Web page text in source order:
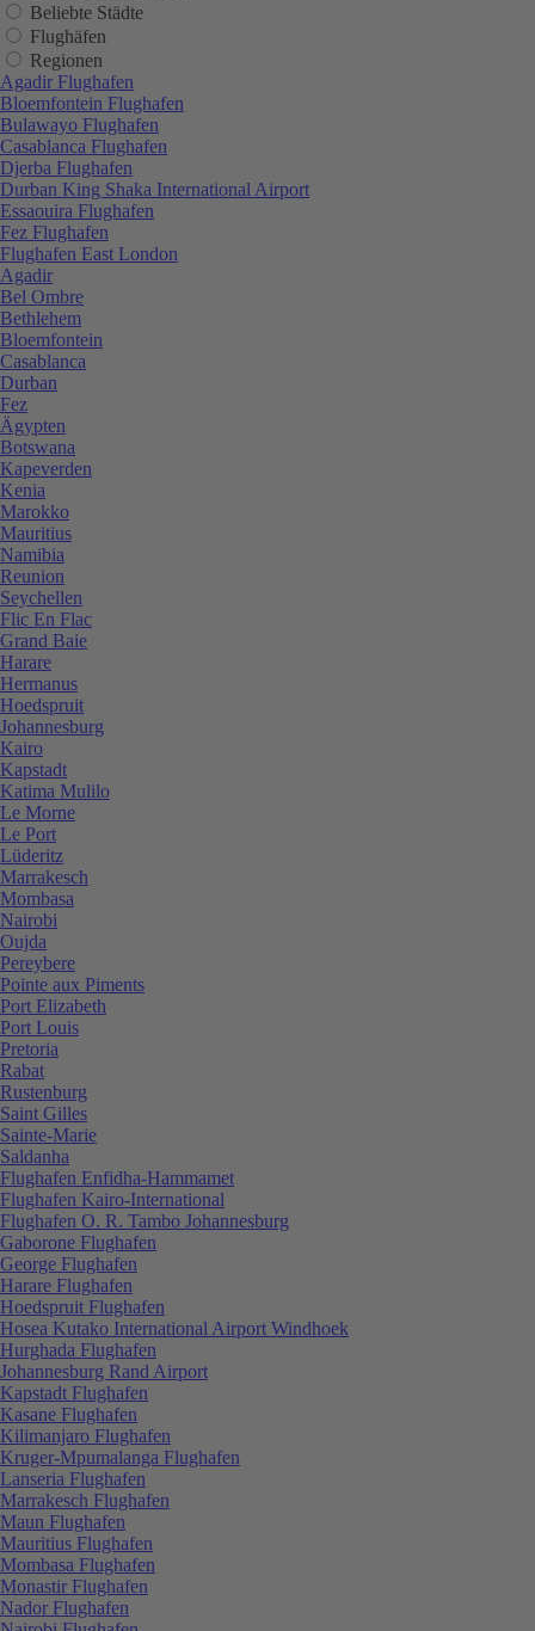
Beliebte Städte
Flughäfen
Regionen
Agadir Flughafen
Bloemfontein Flughafen
Bulawayo Flughafen
Casablanca Flughafen
Djerba Flughafen
Durban King Shaka International Airport
Essaouira Flughafen
Fez Flughafen
Flughafen East London
Agadir
Bel Ombre
Bethlehem
Bloemfontein
Casablanca
Durban
Fez
Ägypten
Botswana
Kapeverden
Kenia
Marokko
Mauritius
Namibia
Reunion
Seychellen
Flic En Flac
Grand Baie
Harare
Hermanus
Hoedspruit
Johannesburg
Kairo
Kapstadt
Katima Mulilo
Le Morne
Le Port
Lüderitz
Marrakesch
Mombasa
Nairobi
Oujda
Pereybere
Pointe aux Piments
Port Elizabeth
Port Louis
Pretoria
Rabat
Rustenburg
Saint Gilles
Sainte-Marie
Saldanha
Flughafen Enfidha-Hammamet
Flughafen Kairo-International
Flughafen O. R. Tambo Johannesburg
Gaborone Flughafen
George Flughafen
Harare Flughafen
Hoedspruit Flughafen
Hosea Kutako International Airport Windhoek
Hurghada Flughafen
Johannesburg Rand Airport
Kapstadt Flughafen
Kasane Flughafen
Kilimanjaro Flughafen
Kruger-Mpumalanga Flughafen
Lanseria Flughafen
Marrakesch Flughafen
Maun Flughafen
Mauritius Flughafen
Mombasa Flughafen
Monastir Flughafen
Nador Flughafen